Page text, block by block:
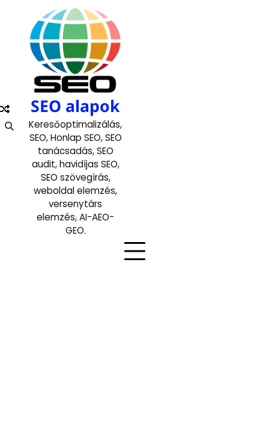
content
SEO alapok
Keresőoptimalizálás,
SEO, Honlap SEO, SEO
tanácsadás, SEO
audit, havidíjas SEO,
SEO szövegírás,
weboldal elemzés,
versenytárs
elemzés, AI-AEO-
GEO.